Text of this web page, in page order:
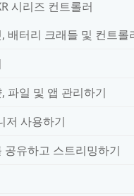
시리즈 컨트롤러
배터리 크래들 및 컨트롤
파일 및 앱 관리하기
저 사용하기
공유하고 스트리밍하기